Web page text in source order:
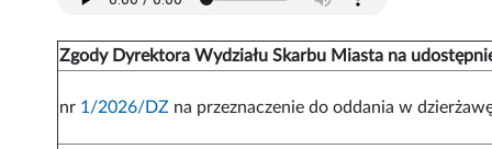
Zgody Dyrektora Wydziału Skarbu Miasta na
nr 1/2026/DZ na przeznaczenie do oddania w